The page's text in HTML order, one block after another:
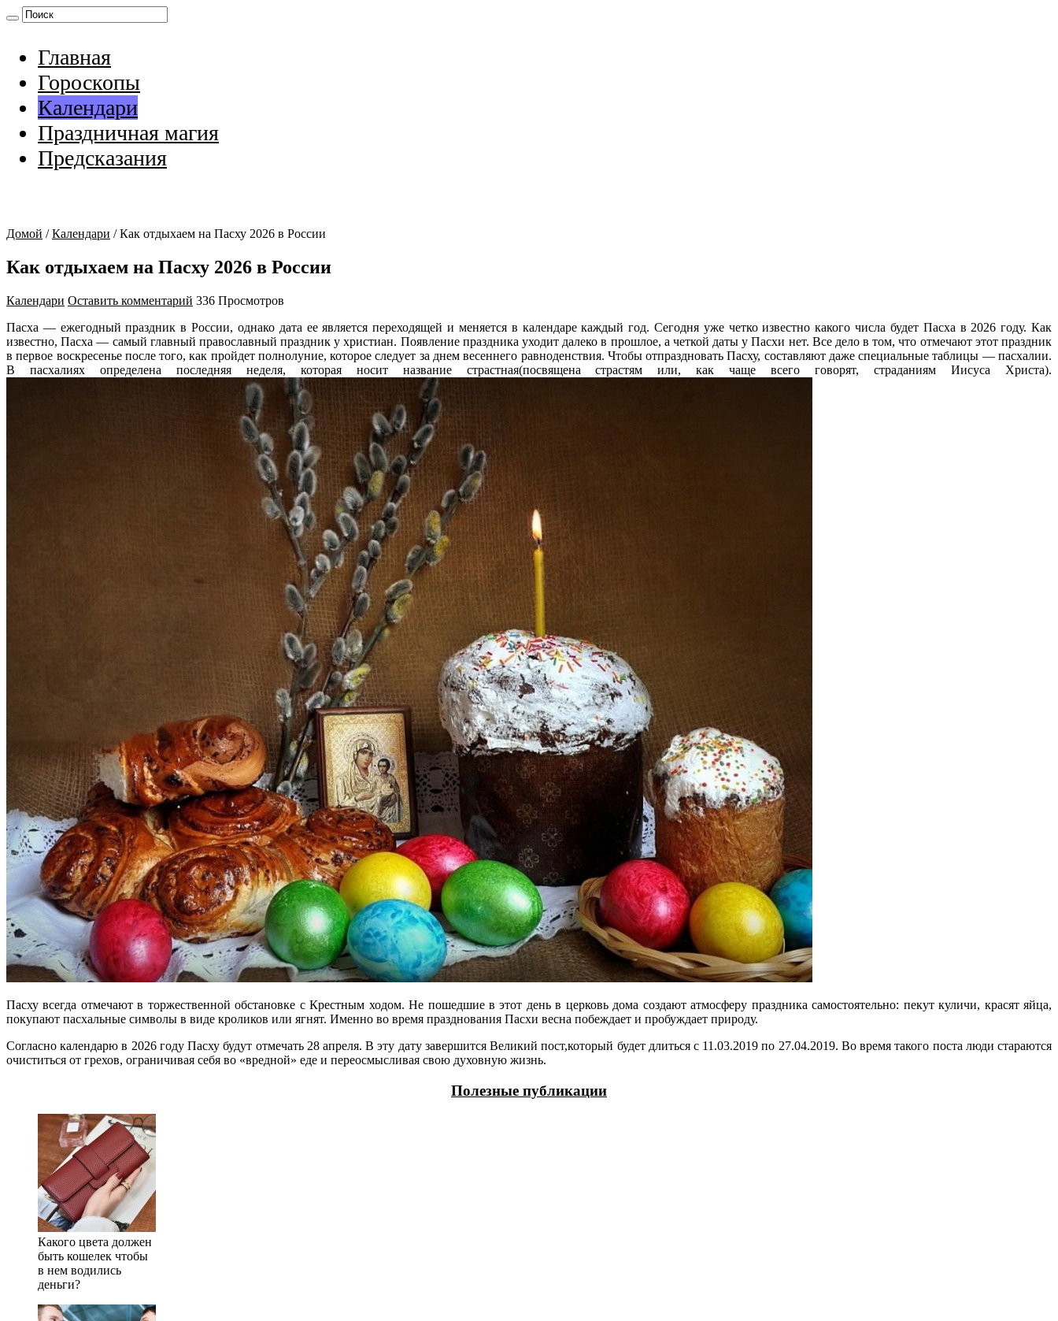
Главная
Гороскопы
Календари
Праздничная магия
Предсказания
Домой / Календари / Как отдыхаем на Пасху 2026 в России
Как отдыхаем на Пасху 2026 в России
Календари Оставить комментарий 336 Просмотров
Пасха — ежегодный праздник в России, однако дата ее является переходящей и меняется в календаре каждый год. Сегодня уже четко известно какого числа будет Пасха в 2026 году. Как
известно, Пасха — самый главный православный праздник у христиан. Появление праздника уходит далеко в прошлое, а четкой даты у Пасхи нет. Все дело в том, что отмечают этот праздник
в первое воскресенье после того, как пройдет полнолуние, которое следует за днем весеннего равноденствия. Чтобы отпраздновать Пасху, составляют даже специальные таблицы — пасхалии.
В пасхалиях определена последняя неделя, которая носит название страстная(посвящена страстям или, как чаще всего говорят, страданиям Иисуса Христа).
Пасху всегда отмечают в торжественной обстановке с Крестным ходом. Не пошедшие в этот день в церковь дома создают атмосферу праздника самостоятельно: пекут куличи, красят яйца,
покупают пасхальные символы в виде кроликов или ягнят. Именно во время празднования Пасхи весна побеждает и пробуждает природу.
Согласно календарю в 2026 году Пасху будут отмечать 28 апреля. В эту дату завершится Великий пост,который будет длиться с 11.03.2019 по 27.04.2019. Во время такого поста люди стараются
очиститься от грехов, ограничивая себя во «вредной» еде и переосмысливая свою духовную жизнь.
Полезные публикации
Какого цвета должен
быть кошелек чтобы
в нем водились
деньги?